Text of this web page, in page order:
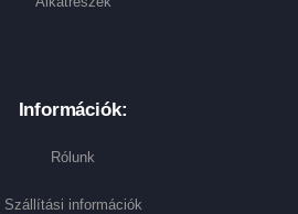
Információk:
Rólunk
Szállítási információk